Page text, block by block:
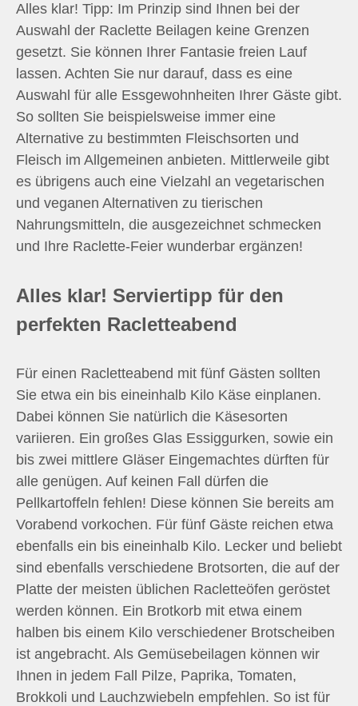
Alles klar! Tipp: Im Prinzip sind Ihnen bei der
Auswahl der Raclette Beilagen keine Grenzen
gesetzt. Sie können Ihrer Fantasie freien Lauf
lassen. Achten Sie nur darauf, dass es eine
Auswahl für alle Essgewohnheiten Ihrer Gäste gibt.
So sollten Sie beispielsweise immer eine
Alternative zu bestimmten Fleischsorten und
Fleisch im Allgemeinen anbieten. Mittlerweile gibt
es übrigens auch eine Vielzahl an vegetarischen
und veganen Alternativen zu tierischen
Nahrungsmitteln, die ausgezeichnet schmecken
und Ihre Raclette-Feier wunderbar ergänzen!
Alles klar! Serviertipp für den
perfekten Racletteabend
Für einen Racletteabend mit fünf Gästen sollten
Sie etwa ein bis eineinhalb Kilo Käse einplanen.
Dabei können Sie natürlich die Käsesorten
variieren. Ein großes Glas Essiggurken, sowie ein
bis zwei mittlere Gläser Eingemachtes dürften für
alle genügen. Auf keinen Fall dürfen die
Pellkartoffeln fehlen! Diese können Sie bereits am
Vorabend vorkochen. Für fünf Gäste reichen etwa
ebenfalls ein bis eineinhalb Kilo. Lecker und beliebt
sind ebenfalls verschiedene Brotsorten, die auf der
Platte der meisten üblichen Racletteöfen geröstet
werden können. Ein Brotkorb mit etwa einem
halben bis einem Kilo verschiedener Brotscheiben
ist angebracht. Als Gemüsebeilagen können wir
Ihnen in jedem Fall Pilze, Paprika, Tomaten,
Brokkoli und Lauchzwiebeln empfehlen. So ist für